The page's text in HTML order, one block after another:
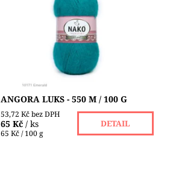
NAKO, z prémiového akrylu s příměsí
mohéru a vlny. S dlouhým návinem,
v zajímavých barvách. Své uplatnění
Skladem 10 ks
NAKO
ANGORA LUKS - 550 M / 100 G
53,72 Kč bez DPH
65 Kč / ks
65 Kč / 100 g
DETAIL